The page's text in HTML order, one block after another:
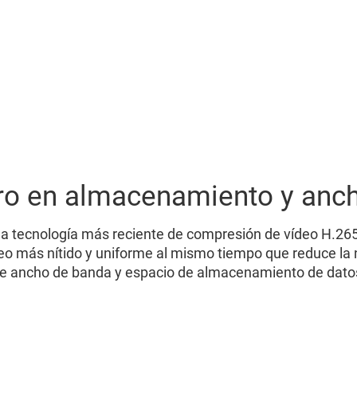
en almacenamiento y
tecnología más reciente de compresión de vídeo
más nítido y uniforme al mismo tiempo que reduce la
ancho de banda y espacio de almacenamiento de